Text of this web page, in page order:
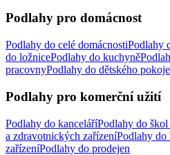
Podlahy pro domácnost
Podlahy do celé domácnostiPodlahy
do ložnicePodlahy do kuchyně
pracovnyPodlahy do dětského pokoje
Podlahy pro komerční užití
Podlahy do kanceláříPodlahy do
a zdravotnických zařízeníPodlahy do
zařízeníPodlahy do prodejen